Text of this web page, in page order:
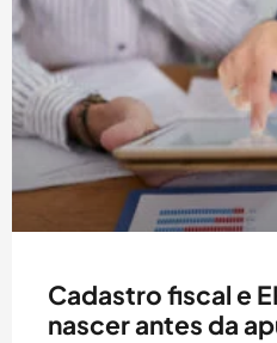
Cadastro fiscal e
nascer antes da